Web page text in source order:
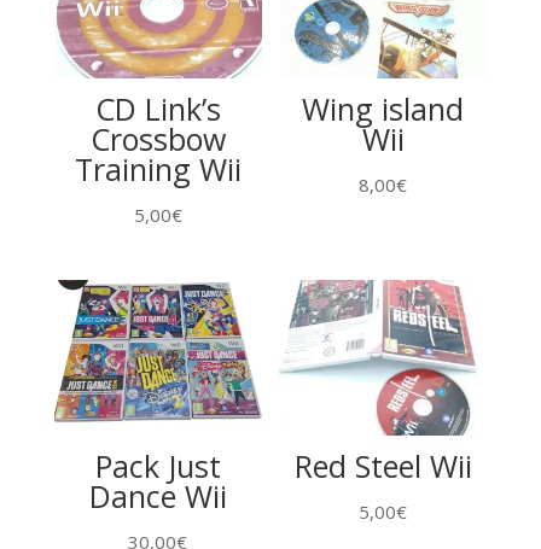
CD Link’s
Crossbow
Training Wii
5,00€
Wing island
Wii
8,00€
Pack Just
Dance Wii
30,00€
Red Steel Wii
5,00€